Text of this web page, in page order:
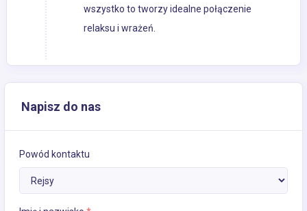
wszystko to tworzy idealne połączenie
relaksu i wrażeń.
Napisz do nas
Powód kontaktu